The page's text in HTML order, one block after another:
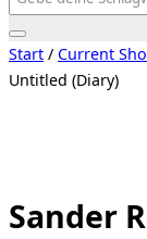
nach:
Seitenleiste
&
Navigation
Start / Current
Untitled (Diary)
Sander